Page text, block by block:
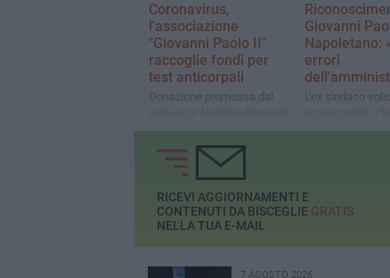
Coronavirus,
l'associazione
"Giovanni Paolo II"
raccoglie fondi per
test anticorpali
Donazione promossa dal
col coinvolgimento di diversi
insegnati di vari istituti
scolastici del territorio
Giovanni
Napoletano:
errori
L'ex sindaco
organizzatori:
contributo e
RICEVI AGGIORNAMENTI E
CONTENUTI DA BISCEGLIE GRATIS
NELLA TUA E-MAIL
7 AGOSTO 2026